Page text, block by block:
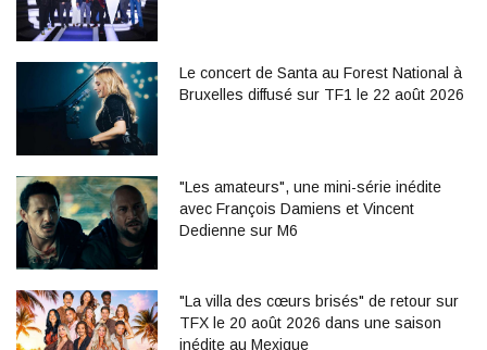
Le concert de Santa au Forest National à
Bruxelles diffusé sur TF1 le 22 août 2026
"Les amateurs", une mini-série inédite
avec François Damiens et Vincent
Dedienne sur M6
"La villa des cœurs brisés" de retour sur
TFX le 20 août 2026 dans une saison
inédite au Mexique